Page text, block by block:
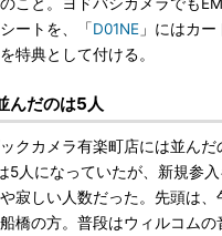
ートを、「D01NE 」にはカ
特典として付ける。
んだのは5人
クカメラ有楽町店には並んだ
5人になっていたが、新規参
寂しい人数だった。先頭は、
橋の方。普段はウィルコムの